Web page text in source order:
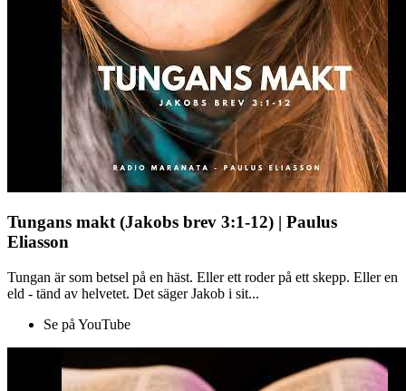
Tungans makt (Jakobs brev 3:1-12) | Paulus
Eliasson
Tungan är som betsel på en häst. Eller ett roder på ett skepp. Eller en
eld - tänd av helvetet. Det säger Jakob i sit...
Se på YouTube